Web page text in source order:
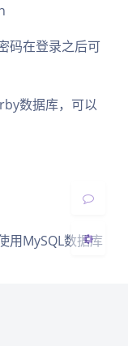
码在登录之后可
数据库，可以
用MySQL数据库